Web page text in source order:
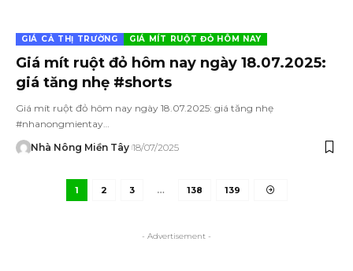
GIÁ CẢ THỊ TRƯỜNG GIÁ MÍT RUỘT ĐỎ HÔM NAY
Giá mít ruột đỏ hôm nay ngày 18.07.2025:
giá tăng nhẹ #shorts
Giá mít ruột đỏ hôm nay ngày 18.07.2025: giá tăng nhẹ
#nhanongmientay…
Nhà Nông Miền Tây 18/07/2025
1 2 3 … 138 139
- Advertisement -